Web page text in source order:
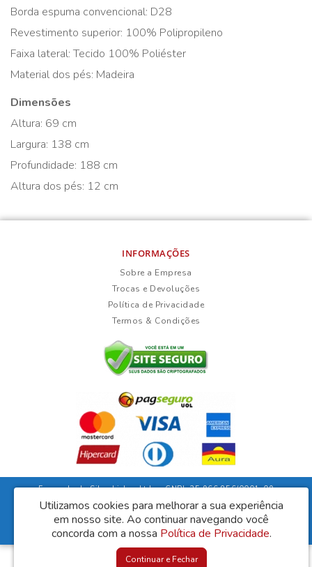
Borda espuma convencional: D28
Revestimento superior: 100% Polipropileno
Faixa lateral: Tecido 100% Poliéster
Material dos pés: Madeira
Dimensões
Altura: 69 cm
Largura: 138 cm
Profundidade: 188 cm
Altura dos pés: 12 cm
INFORMAÇÕES
Sobre a Empresa
Trocas e Devoluções
Política de Privacidade
Termos & Condições
Fernanda da Silva Lisboa Ltda - CNPJ: 35.966.856/0001-09
Rua Duarte Guimarães, 135 - Ubaíra/Bahia - CEP: 45310-000
Lisboa Móveis © 2026
Desenvolvido por88digital
Utilizamos cookies para melhorar a sua experiência
em nosso site. Ao continuar navegando você
concorda com a nossa Política de Privacidade.
Continuar e Fechar